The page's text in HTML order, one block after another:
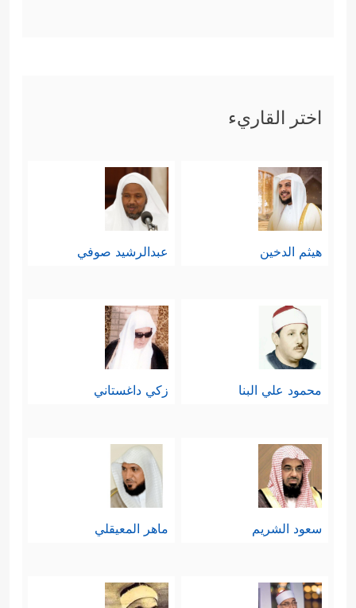
اختر القاريء
هيثم الدخين عبدالرشيد صوفي
محمود علي البنا زكي داغستاني
سعود الشريم ماهر المعيقلي